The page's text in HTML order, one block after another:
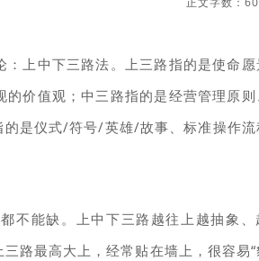
上中下三路法。上三路指的是使命愿
价值观；中三路指的是经营管理原则
是仪式/符号/英雄/故事、标准操作流
不能缺。上中下三路越往上越抽象、
路最高大上，经常贴在墙上，很容易“